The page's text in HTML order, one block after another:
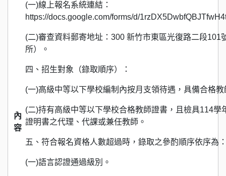
內
容
(一)線上報名系統連結：
https://docs.google.com/forms/d/
(二)審查資料郵寄地址：300 新竹市東區光復路二段
所）。
四、招生對象（錄取順序）：
(一)高級中等以下學校編制內按月支領待遇，具備合格
(二)持有高級中等以下學校合格教師證書，且檢具114
證明書之代理、代課或兼任教師。
五、符合報名資格人數超過時，錄取之參酌順序依序為
(一)語言認證通過級別。